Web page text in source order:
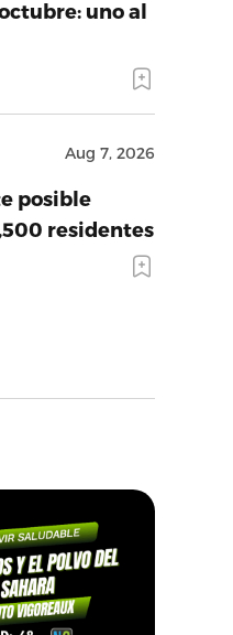
uno al
Aug 7, 2026
posible
residentes